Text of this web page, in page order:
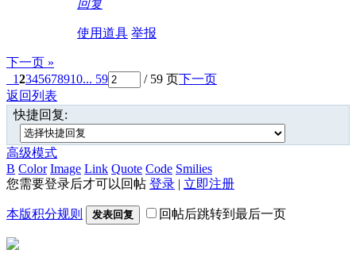
回复
使用道具 举报
下一页 »
12345678910... 59 / 59 页下一页
返回列表
快捷回复:
高级模式
B Color Image Link Quote Code Smilies
您需要登录后才可以回帖 登录 | 立即注册
本版积分规则 发表回复 回帖后跳转到最后一页